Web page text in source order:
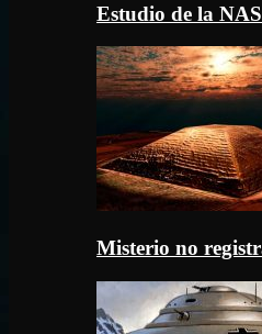
Estudio de la
Misterio no